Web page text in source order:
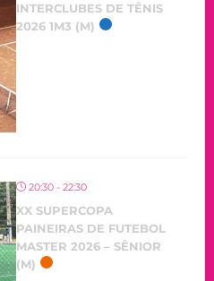
INTERCLUBES DE TÊNIS
2026 1M3 (M)
20:30 - 22:30
XX SUPERCOPA
PAINEIRAS DE FUTEBOL
MASTER 2026 – SÊNIOR
(M)